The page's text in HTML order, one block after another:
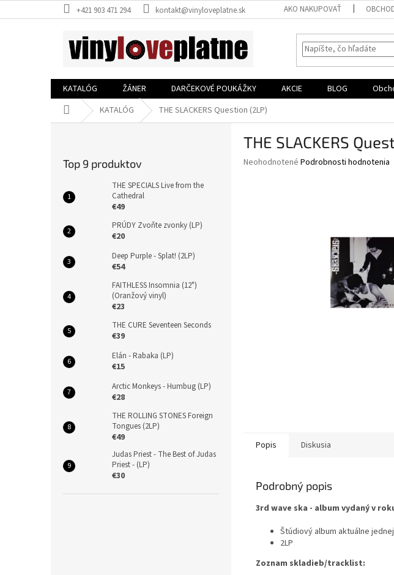
na
+421 903 471 294 kontakt@vinyloveplatne.sk AKO NAKUPOVAŤ
KATALÓG ŽÁNER DARČEKOVÉ POUKÁŽKY AKCIE BLOG
DomovKATALÓG THE SLACKERS Question (2LP)
Top 9 produktov
THE SPECIALS Live from the
Cathedral
€49
PRÚDY Zvoňte zvonky (LP)
€20
Deep Purple - Splat! (2LP)
€54
FAITHLESS Insomnia (12")
(Oranžový vinyl)
€23
THE CURE Seventeen Seconds
€39
Elán - Rabaka (LP)
€15
Arctic Monkeys - Humbug (LP)
€28
THE ROLLING STONES Foreign
Tongues (2LP)
€49
Judas Priest - The Best of Judas
Priest - (LP)
€30
THE SLACKERS
Priemerné
Neohodnotené Podrobnosti hodnotenia
Popis Diskusia
Podrobný popis
3rd wave ska - album vydaný v
Štúdiový album aktuálne
2LP
Zoznam skladieb/tracklist: